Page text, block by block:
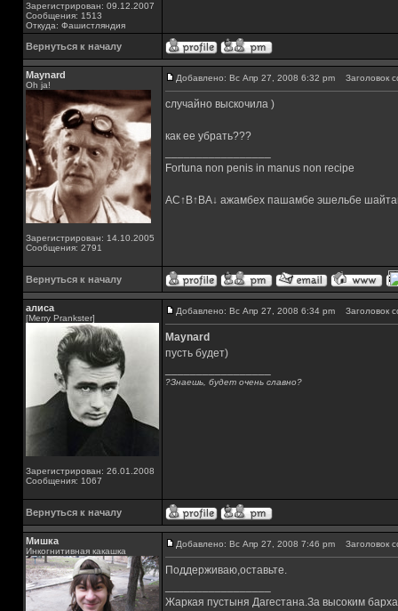
Зарегистрирован: 09.12.2007
Сообщения: 1513
Откуда: Фашистляндия
Вернуться к началу
Maynard
Oh ja!
Зарегистрирован: 14.10.2005
Сообщения: 2791
Добавлено: Вс Апр 27, 2008 6:32 pm Заголовок
случайно выскочила )
как ее убрать???
Fortuna non penis in manus non recipe
AC↑B↑BA↓ ажамбех пашамбе эшельбе
Вернуться к началу
алиса
[Merry Prankster]
Зарегистрирован: 26.01.2008
Сообщения: 1067
Добавлено: Вс Апр 27, 2008 6:34 pm Заголовок
Maynard
пусть будет)
?Знаешь, будет очень славно?
Вернуться к началу
Мишка
Инкогнитивная какашка
Добавлено: Вс Апр 27, 2008 7:46 pm Заголовок
Поддерживаю,оставьте.
Жаркая пустыня Дагестана.За высоким